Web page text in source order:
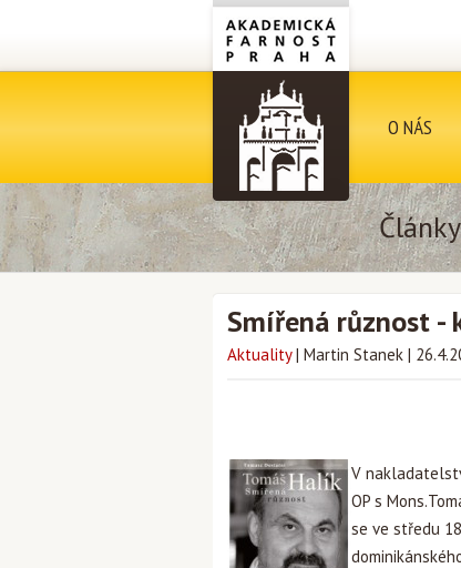
O NÁS
Články
Smířená různost -
Aktuality | Martin Stanek |
V
OP s
se ve středu